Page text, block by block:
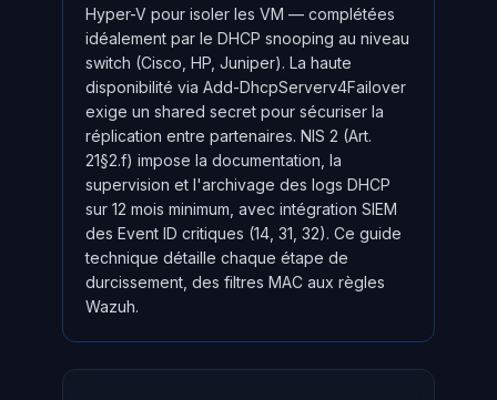
Hyper-V pour isoler les VM — complétées
idéalement par le DHCP snooping au niveau
switch (Cisco, HP, Juniper). La haute
disponibilité via Add-DhcpServerv4Failover
exige un shared secret pour sécuriser la
réplication entre partenaires. NIS 2 (Art.
21§2.f) impose la documentation, la
supervision et l'archivage des logs DHCP
sur 12 mois minimum, avec intégration SIEM
des Event ID critiques (14, 31, 32). Ce guide
technique détaille chaque étape de
durcissement, des filtres MAC aux règles
Wazuh.